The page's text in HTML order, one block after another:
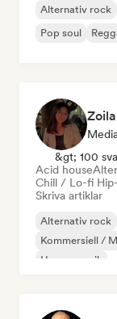
Alternativ rock
Pop soul
&gt; 100
Acid house
Chill / Lo-fi
Skriva artiklar
Alternativ rock
Kommersiell /
House-musik